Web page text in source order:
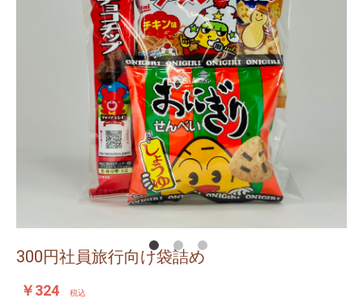
300円社員旅行向け袋詰め
￥324 税込